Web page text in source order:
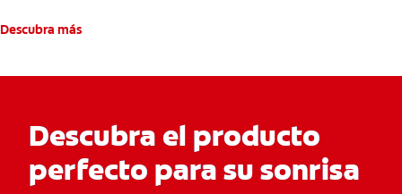
Descubra más
Descubra el producto
perfecto para su sonrisa